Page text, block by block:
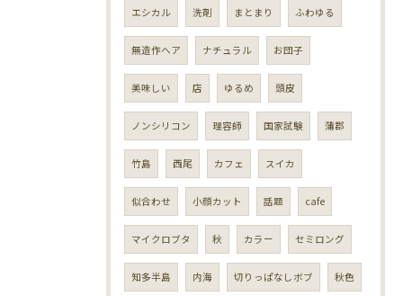
エシカル 洗剤 まとまり ふわゆる
無造作ヘア ナチュラル お団子
美味しい 店 ゆるめ 頭皮
ノンシリコン 理容師 国家試験 蒲郡
竹島 西尾 カフェ スイカ
似合わせ 小顔カット 話題 cafe
マイクロブタ 秋 カラー セミロング
知多半島 内海 切りっぱなしボブ 秋色